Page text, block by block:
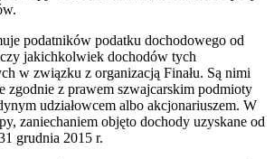
podatników podatku dochodowego od
jakichkolwiek dochodów tych
w związku z organizacją Finału. Są nimi
zgodnie z prawem szwajcarskim podmioty
udziałowcem albo akcjonariuszem. W
zaniechaniem objęto dochody uzyskane od
grudnia 2015 r.